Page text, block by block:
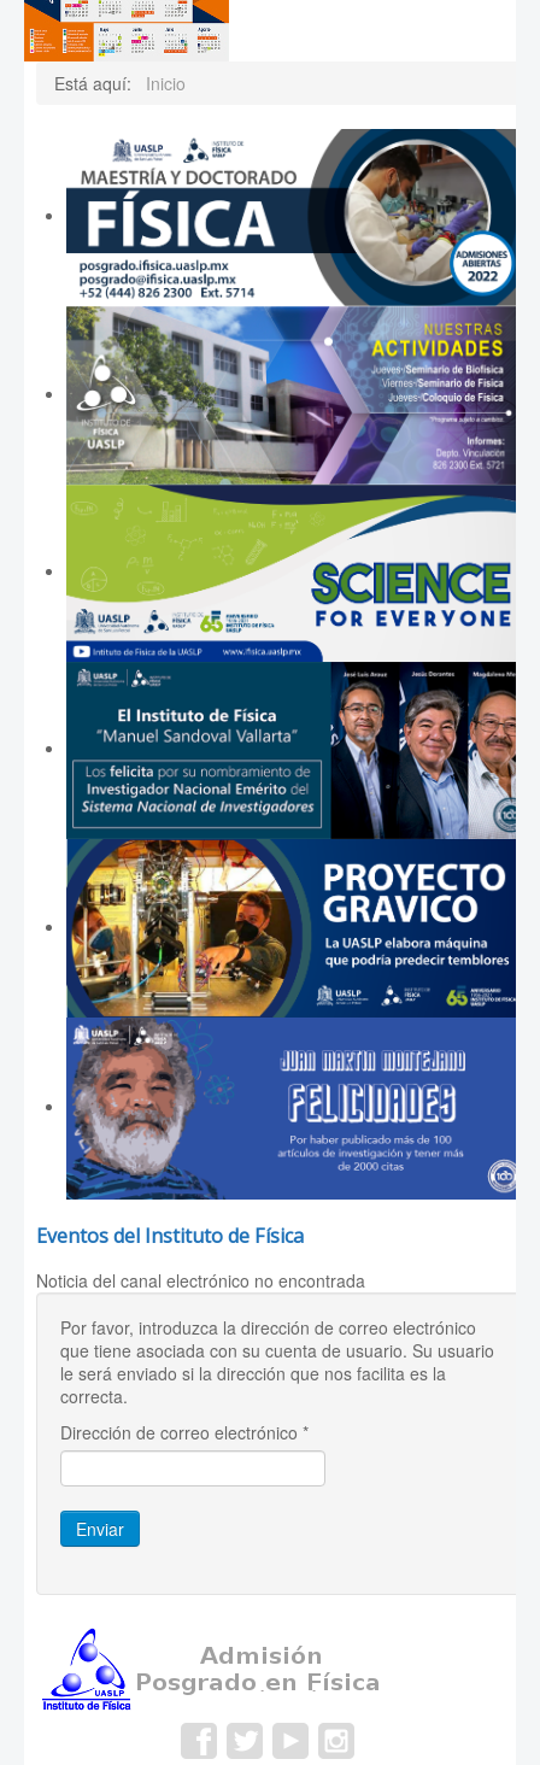
Está aquí: Inicio
Eventos del Instituto de Física
Noticia del canal electrónico no encontrada
Por favor, introduzca la dirección de correo electrónico
que tiene asociada con su cuenta de usuario. Su usuario
le será enviado si la dirección que nos facilita es la
correcta.
Dirección de correo electrónico *
Enviar